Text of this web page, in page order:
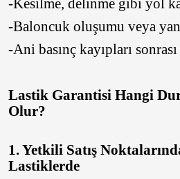
-Kesilme, delinme gibi yol
-Baloncuk oluşumu veya
-Ani basınç kayıpları
Lastik Garantisi Hangi
Olur?
1. Yetkili Satış
Lastiklerde
Kenex
Kleber
Kormoran
Kumho
Lassa
Laufenn